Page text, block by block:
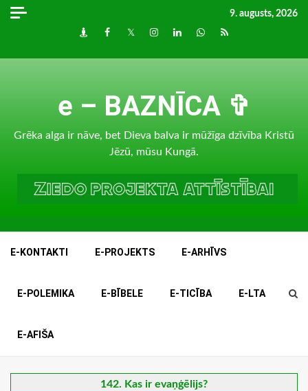
Skip
9. augusts, 2026
DraugiemFacebook
TwitterInstagram
LinkedInwhatsapp
RSS
e – BAZNĪCA ✞
Grēka alga ir nāve, bet Dieva balva ir mūžīga dzīvība Kristū
Jēzū, mūsu Kungā.
E-KONTAKTI E-PROJEKTS E-ARHĪVS
E-POLEMIKA E-BĪBELE E-TICĪBA E-LTA
E-AFIŠA
142. Kas ir evaņģēlijs?